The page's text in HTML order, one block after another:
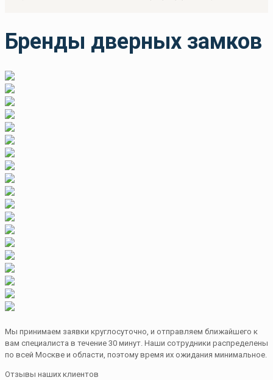
Бренды дверных замков
Мы принимаем заявки круглосуточно, и отправляем ближайшего к
вам специалиста в течение 30 минут. Наши сотрудники распределены
по всей Москве и области, поэтому время их ожидания минимальное.
Отзывы наших клиентов